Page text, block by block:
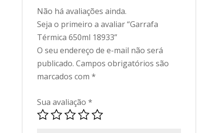
Não há avaliações ainda.
Seja o primeiro a avaliar “Garrafa
Térmica 650ml 18933”
O seu endereço de e-mail não será
publicado. Campos obrigatórios são
marcados com *
Sua avaliação *